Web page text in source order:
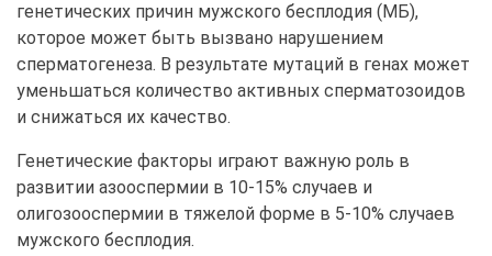
генетических причин мужского бесплодия (МБ),
которое может быть вызвано нарушением
сперматогенеза. В результате мутаций в генах может
уменьшаться количество активных сперматозоидов
и снижаться их качество.
Генетические факторы играют важную роль в
развитии азооспермии в 10-15% случаев и
олигозооспермии в тяжелой форме в 5-10% случаев
мужского бесплодия.